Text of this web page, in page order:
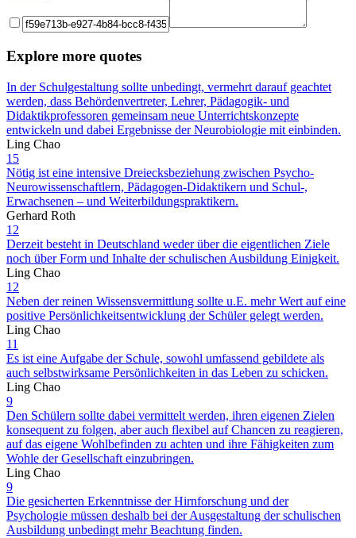
Explore more quotes
In der Schulgestaltung sollte unbedingt, vermehrt darauf geachtet
werden, dass Behördenvertreter, Lehrer, Pädagogik- und
Didaktikprofessoren gemeinsam neue Unterrichtskonzepte
entwickeln und dabei Ergebnisse der Neurobiologie mit einbinden.
Ling Chao
15
Nötig ist eine intensive Dreiecksbeziehung zwischen Psycho-
Neurowissenschaftlern, Pädagogen-Didaktikern und Schul-,
Erwachsenen – und Weiterbildungspraktikern.
Gerhard Roth
12
Derzeit besteht in Deutschland weder über die eigentlichen Ziele
noch über Form und Inhalte der schulischen Ausbildung Einigkeit.
Ling Chao
12
Neben der reinen Wissensvermittlung sollte u.E. mehr Wert auf eine
positive Persönlichkeitsentwicklung der Schüler gelegt werden.
Ling Chao
11
Es ist eine Aufgabe der Schule, sowohl umfassend gebildete als
auch selbstwirksame Persönlichkeiten in das Leben zu schicken.
Ling Chao
9
Den Schülern sollte dabei vermittelt werden, ihren eigenen Zielen
konsequent zu folgen, aber auch flexibel auf Chancen zu reagieren,
auf das eigene Wohlbefinden zu achten und ihre Fähigkeiten zum
Wohle der Gesellschaft einzubringen.
Ling Chao
9
Die gesicherten Erkenntnisse der Hirnforschung und der
Psychologie müssen deshalb bei der Ausgestaltung der schulischen
Ausbildung unbedingt mehr Beachtung finden.